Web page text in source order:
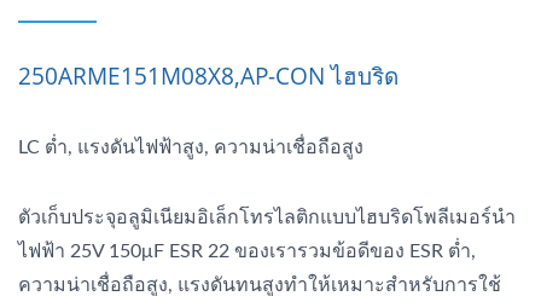
250ARME151M08X8,AP-CON ไฮบริด
LC ต่ำ, แรงดันไฟฟ้าสูง, ความน่าเชื่อถือสูง
ตัวเก็บประจุอลูมิเนียมอิเล็กโทรไลติกแบบไฮบริดโพลีเมอร์นำ
ไฟฟ้า 25V 150μF ESR 22 ของเรารวมข้อดีของ ESR ต่ำ,
ความน่าเชื่อถือสูง, แรงดันทนสูงทำให้เหมาะสำหรับการใช้